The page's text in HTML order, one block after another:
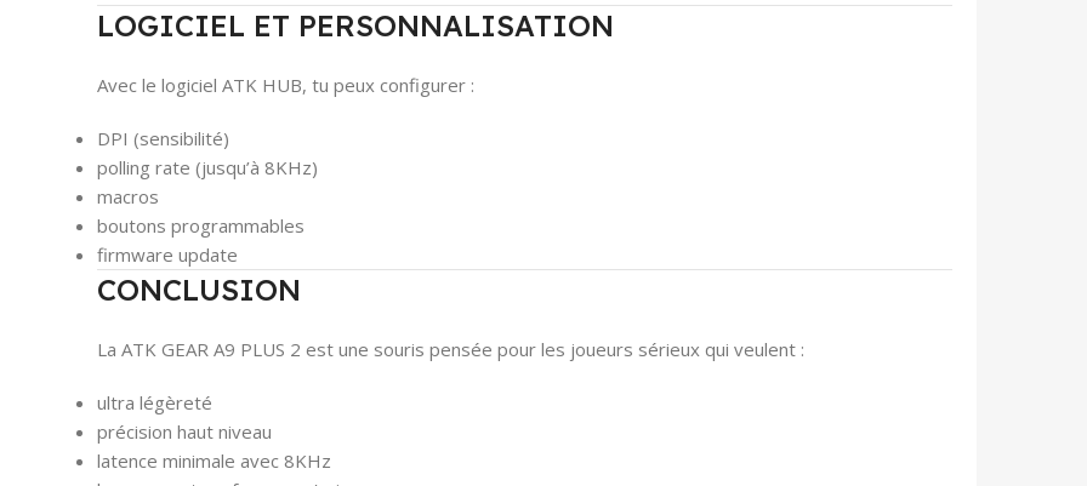
LOGICIEL ET PERSONNALISATION
Avec le logiciel ATK HUB, tu peux configurer :
DPI (sensibilité)
polling rate (jusqu’à 8KHz)
macros
boutons programmables
firmware update
CONCLUSION
La ATK GEAR A9 PLUS 2 est une souris pensée pour les joueurs sérieux qui veulent :
ultra légèreté
précision haut niveau
latence minimale avec 8KHz